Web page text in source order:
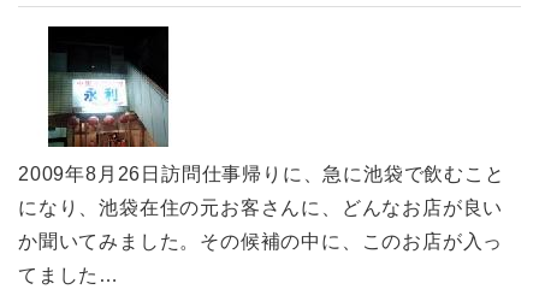
2009年8月26日訪問仕事帰りに、急に池袋で飲むこと
になり、池袋在住の元お客さんに、どんなお店が良い
か聞いてみました。その候補の中に、このお店が入っ
てました…